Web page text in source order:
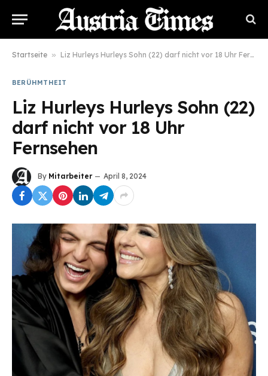
Startseite » Liz Hurleys Hurleys Sohn (22) darf nicht vor 18 Uhr Fernsehen
BERÜHMTHEIT
Liz Hurleys Hurleys Sohn (22)
darf nicht vor 18 Uhr
Fernsehen
By Mitarbeiter April 8, 2024